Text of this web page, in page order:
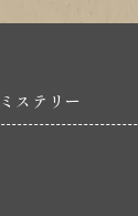
ミステリー